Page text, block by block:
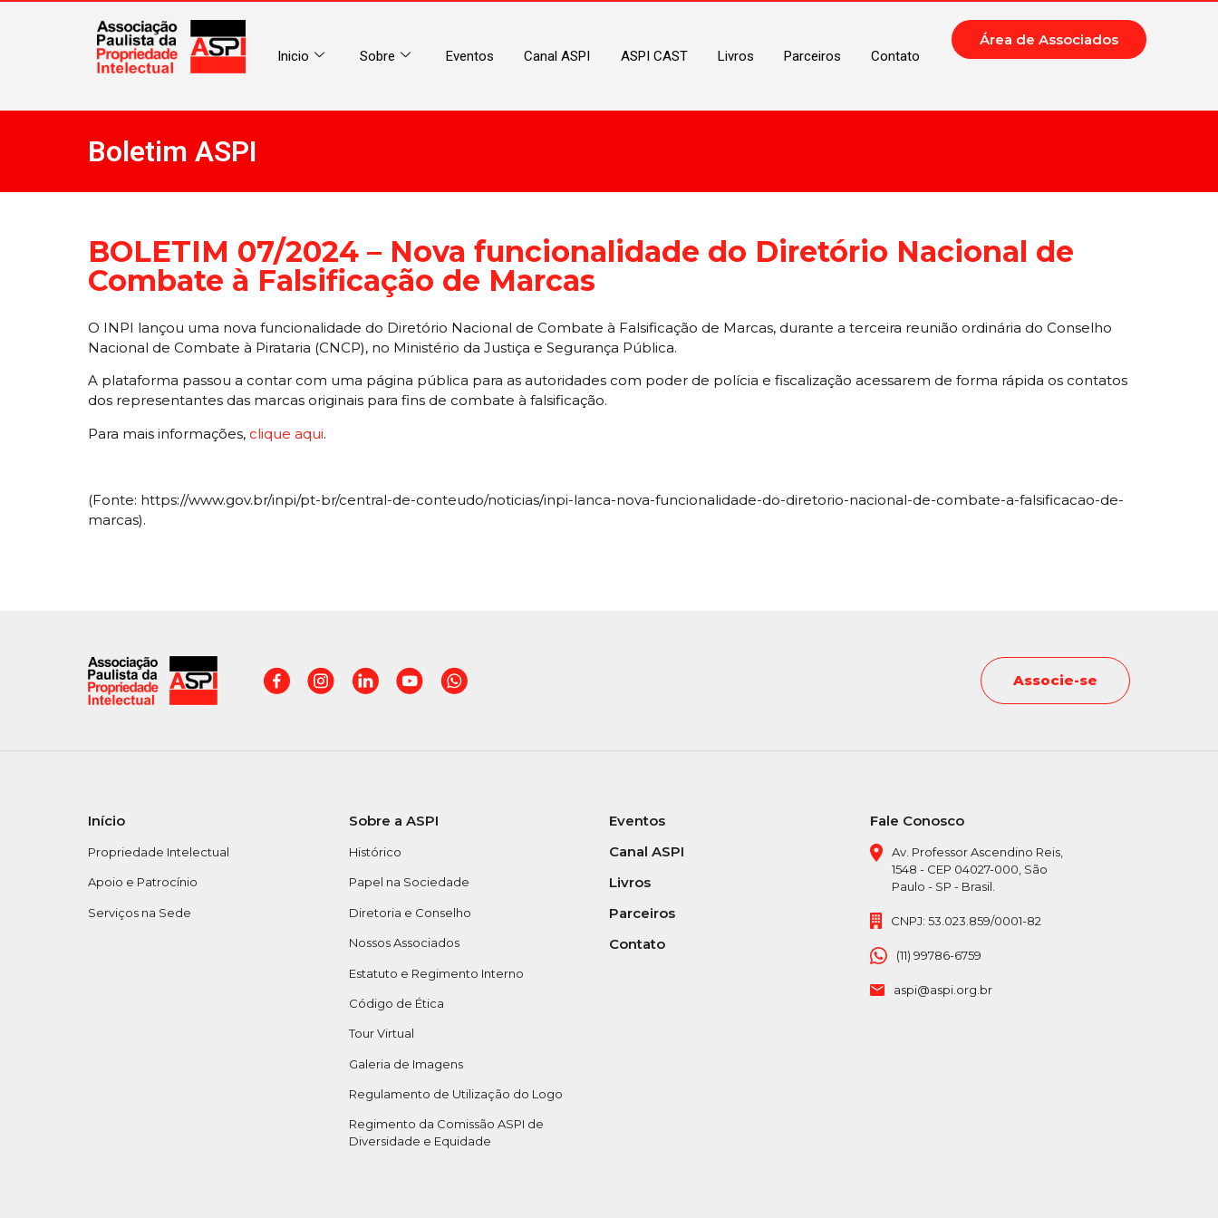
Inicio Sobre Eventos Canal ASPI ASPI CAST Livros Parceiros Contato
Área de Associados
Boletim ASPI
BOLETIM 07/2024 – Nova funcionalidade do Diretório Nacional de
Combate à Falsificação de Marcas
O INPI lançou uma nova funcionalidade do Diretório Nacional de Combate à Falsificação de Marcas, durante a terceira reunião ordinária do Conselho
Nacional de Combate à Pirataria (CNCP), no Ministério da Justiça e Segurança Pública.
A plataforma passou a contar com uma página pública para as autoridades com poder de polícia e fiscalização acessarem de forma rápida os contatos
dos representantes das marcas originais para fins de combate à falsificação.
Para mais informações, clique aqui.
(Fonte: https://www.gov.br/inpi/pt-br/central-de-conteudo/noticias/inpi-lanca-nova-funcionalidade-do-diretorio-nacional-de-combate-a-falsificacao-de-
marcas).
Associe-se
Início
Propriedade Intelectual
Apoio e Patrocínio
Serviços na Sede
Sobre a ASPI
Histórico
Papel na Sociedade
Diretoria e Conselho
Nossos Associados
Estatuto e Regimento Interno
Código de Ética
Tour Virtual
Galeria de Imagens
Regulamento de Utilização do Logo
Regimento da Comissão ASPI de
Diversidade e Equidade
Eventos
Canal ASPI
Livros
Parceiros
Contato
Fale Conosco
Av. Professor Ascendino Reis,
1548 - CEP 04027-000, São
Paulo - SP - Brasil.
CNPJ: 53.023.859/0001-82
(11) 99786-6759
aspi@aspi.org.br